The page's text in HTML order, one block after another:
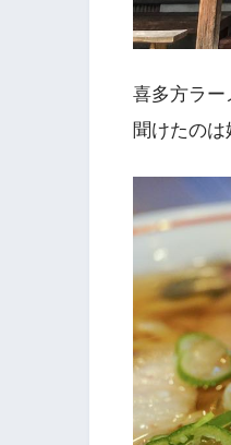
喜多方ラー
聞けたのは